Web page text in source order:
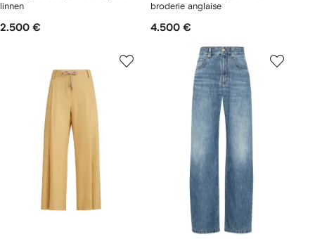
linnen
2.500 €
broderie anglaise
4.500 €